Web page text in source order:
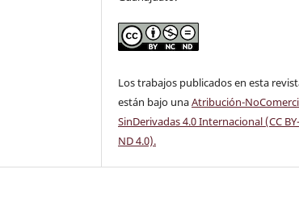
Los trabajos publicados en esta
están bajo unaAtribución-
SinDerivadas 4.0 Internacional (CC
ND 4.0).